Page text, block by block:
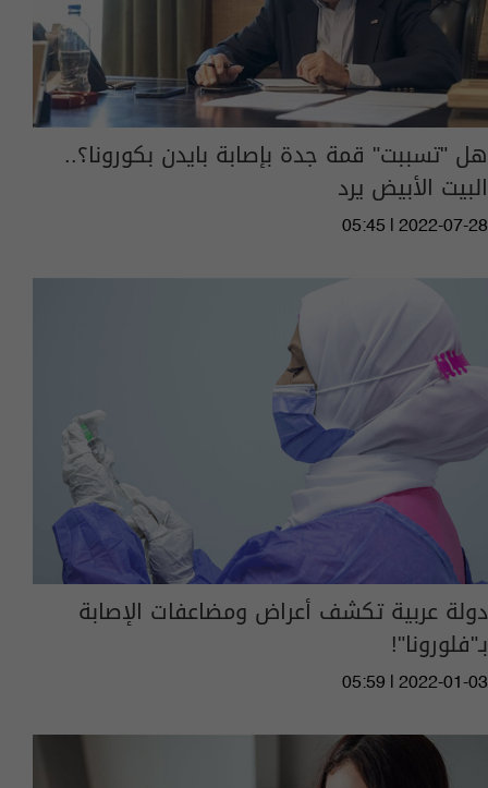
هل "تسببت" قمة جدة بإصابة بايدن بكورونا؟..
البيت الأبيض يرد
05:45 | 2022-07-28
دولة عربية تكشف أعراض ومضاعفات الإصابة
بـ"فلورونا"!
05:59 | 2022-01-03